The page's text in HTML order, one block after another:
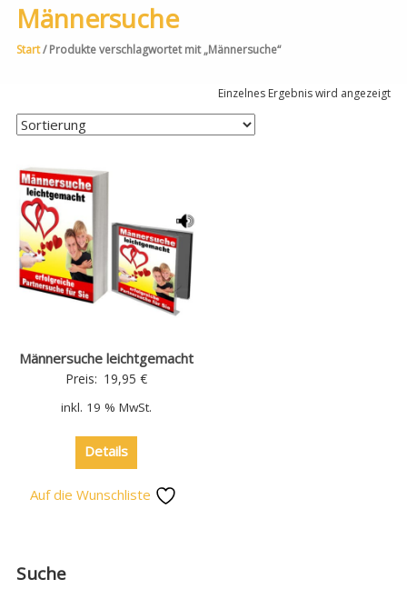
Männersuche
Start/ Produkte verschlagwortet mit „Männersuche“
Einzelnes Ergebnis wird angezeigt
Männersuche leichtgemacht
Preis: 19,95 €
inkl. 19 % MwSt.
Details
Auf die Wunschliste
Suche